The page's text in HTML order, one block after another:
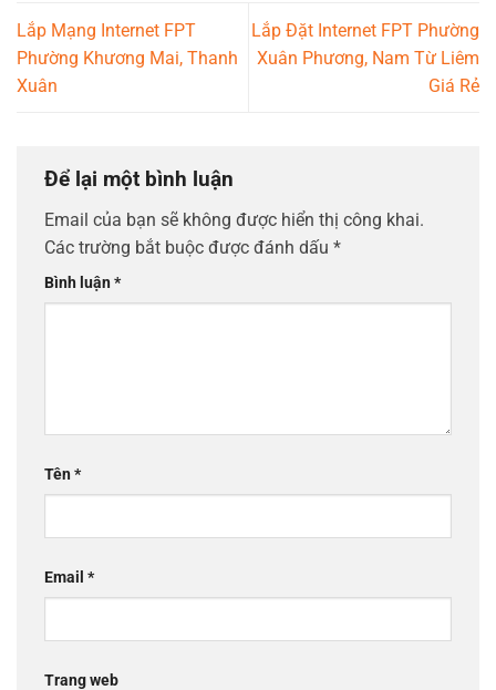
Lắp Mạng Internet FPT
Phường Khương Mai, Thanh
Xuân
Lắp Đặt Internet FPT Phường
Xuân Phương, Nam Từ Liêm
Giá Rẻ
Để lại một bình luận
Email của bạn sẽ không được hiển thị công khai.
Các trường bắt buộc được đánh dấu *
Bình luận*
Tên*
Email *
Trang web